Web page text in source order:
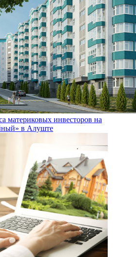
материковых инвесторов на
в Алуште